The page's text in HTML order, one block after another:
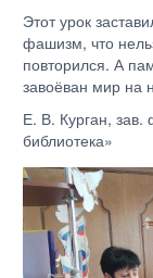
Этот урок
фашизм, что
повторился. А
завоёван мир на
Е. В. Курган,
библиотека»